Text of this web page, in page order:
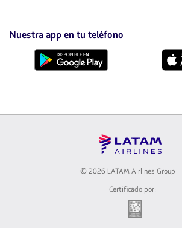
nueva
pestaña.
Nuestra app en tu teléfono
Descárgala
Descárgala
© 2026 LATAM Airlines Group
Certificado por: